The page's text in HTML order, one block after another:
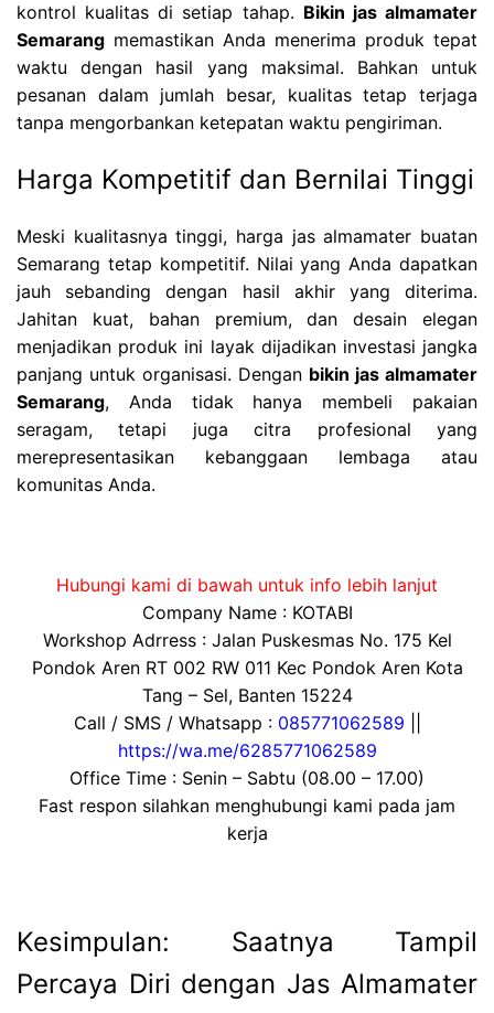
kontrol kualitas di setiap tahap. Bikin jas almamater
Semarang memastikan Anda menerima produk tepat
waktu dengan hasil yang maksimal. Bahkan untuk
pesanan dalam jumlah besar, kualitas tetap terjaga
tanpa mengorbankan ketepatan waktu pengiriman.
Harga Kompetitif dan Bernilai Tinggi
Meski kualitasnya tinggi, harga jas almamater buatan
Semarang tetap kompetitif. Nilai yang Anda dapatkan
jauh sebanding dengan hasil akhir yang diterima.
Jahitan kuat, bahan premium, dan desain elegan
menjadikan produk ini layak dijadikan investasi jangka
panjang untuk organisasi. Dengan bikin jas almamater
Semarang, Anda tidak hanya membeli pakaian
seragam, tetapi juga citra profesional yang
merepresentasikan kebanggaan lembaga atau
komunitas Anda.
Hubungi kami di bawah untuk info lebih lanjut
Company Name : KOTABI
Workshop Adrress : Jalan Puskesmas No. 175 Kel
Pondok Aren RT 002 RW 011 Kec Pondok Aren Kota
Tang – Sel, Banten 15224
Call / SMS / Whatsapp : 085771062589
https://wa.me/6285771062589
Office Time : Senin – Sabtu (08.00 – 17.00)
Fast respon silahkan menghubungi kami pada jam
kerja
Kesimpulan: Saatnya Tampil
Percaya Diri dengan Jas Almamater